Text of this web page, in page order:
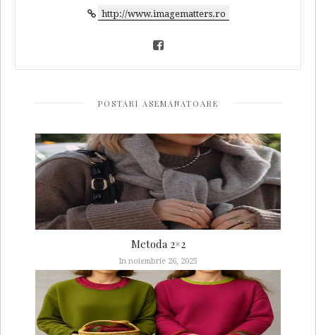
http://www.imagematters.ro
POSTARI ASEMANATOARE
Metoda 2×2
In noiembrie 26, 2025